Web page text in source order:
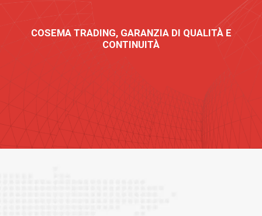
COSEMA TRADING, GARANZIA DI QUALITÀ E
CONTINUITÀ